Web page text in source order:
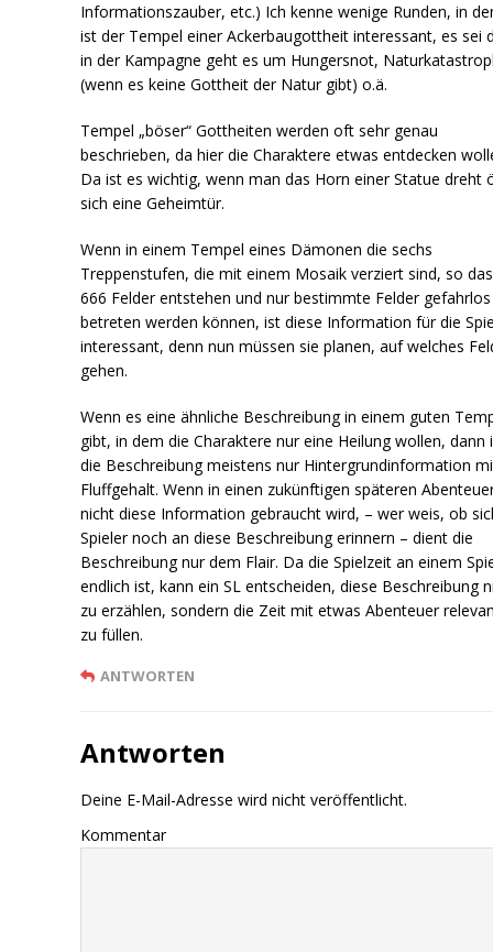
Informationszauber, etc.) Ich kenne wenige Runden, in
ist der Tempel einer Ackerbaugottheit interessant, es sei
in der Kampagne geht es um Hungersnot,
(wenn es keine Gottheit der Natur gibt) o.ä.
Tempel „böser“ Gottheiten werden oft sehr genau
beschrieben, da hier die Charaktere etwas entdecken
Da ist es wichtig, wenn man das Horn einer Statue dreht
sich eine Geheimtür.
Wenn in einem Tempel eines Dämonen die sechs
Treppenstufen, die mit einem Mosaik verziert sind, so
666 Felder entstehen und nur bestimmte Felder gefahrlos
betreten werden können, ist diese Information für die
interessant, denn nun müssen sie planen, auf welches
gehen.
Wenn es eine ähnliche Beschreibung in einem guten
gibt, in dem die Charaktere nur eine Heilung wollen, dann
die Beschreibung meistens nur Hintergrundinformation
Fluffgehalt. Wenn in einen zukünftigen späteren
nicht diese Information gebraucht wird, – wer weis, ob
Spieler noch an diese Beschreibung erinnern – dient die
Beschreibung nur dem Flair. Da die Spielzeit an einem
endlich ist, kann ein SL entscheiden, diese Beschreibung
zu erzählen, sondern die Zeit mit etwas Abenteuer
zu füllen.
ANTWORTEN
Antworten
Deine E-Mail-Adresse wird nicht veröffentlicht.
Kommentar